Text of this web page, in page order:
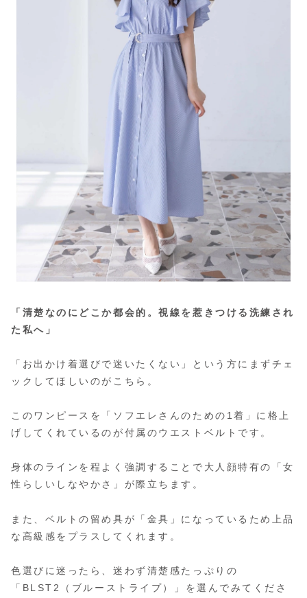
「清楚なのにどこか都会的。視線を惹きつける洗練され
た私へ」
「お出かけ着選びで迷いたくない」という方にまずチェ
ックしてほしいのがこちら。
このワンピースを「ソフエレさんのための1着」に格上
げしてくれているのが付属のウエストベルトです。
身体のラインを程よく強調することで大人顔特有の「女
性らしいしなやかさ」が際立ちます。
また、ベルトの留め具が「金具」になっているため上品
な高級感をプラスしてくれます。
色選びに迷ったら、迷わず清楚感たっぷりの
「BLST2（ブルーストライプ）」を選んでみてくださ